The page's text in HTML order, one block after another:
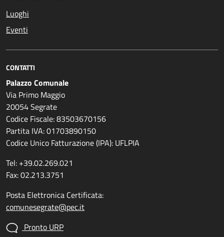
Luoghi
Eventi
CONTATTI
Palazzo Comunale
Via Primo Maggio
20054 Segrate
Codice Fiscale: 83503670156
Partita IVA: 01703890150
Codice Unico Fatturazione (IPA): UFLPIA
Tel: +39.02.269.021
Fax: 02.213.3751
Posta Elettronica Certificata:
comunesegrate@pec.it
Pronto URP